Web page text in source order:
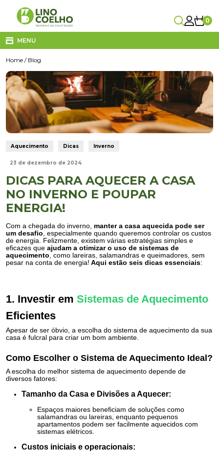
0
MENU
CANALIZAÇÃO
CASA DE BANHO
CLIMATIZAÇÃO
COZINHA
DECORAÇÃO E TÊXTIL
FERRAGENS
FERRAMENTAS
JARDIM
MATERIAIS DE CONSTRUÇÃO
MOBILIÁRIO
TINTAS, DROGAS E LIMPEZA
DYRUP
Carrinho
Carrinho Vazio!
Subtotal
0,00€
Entrega
A calcular no checkout
TOTAL
0,00€ IVA Incluído
FINALIZAR COMPRA
VER O CARRINHO
Home / Blog
Aquecimento Dicas Inverno
23 de dezembro de 2024
DICAS PARA AQUECER A CASA
NO INVERNO E POUPAR
ENERGIA!
Com a chegada do inverno, manter a casa aquecida pode ser
um desafio , especialmente quando queremos controlar os custos
de energia. Felizmente, existem várias estratégias simples e
eficazes que ajudam a otimizar o uso de sistemas de
aquecimento , como lareiras, salamandras e queimadores, sem
pesar na conta de energia! Aqui estão seis dicas essenciais:
1. Investir em Sistemas de Aquecimento
Eficientes
Apesar de ser óbvio, a escolha do sistema de aquecimento da sua
casa é fulcral para criar um bom ambiente.
Como Escolher o Sistema de Aquecimento Ideal?
A escolha do melhor sistema de aquecimento depende de
diversos fatores:
Tamanho da Casa e Divisões a Aquecer:
Espaços maiores beneficiam de soluções como
salamandras ou lareiras, enquanto pequenos
apartamentos podem ser facilmente aquecidos com
sistemas elétricos.
Custos iniciais e operacionais: